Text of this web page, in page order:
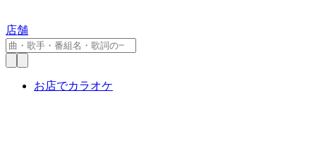
店舗
お店でカラオケ